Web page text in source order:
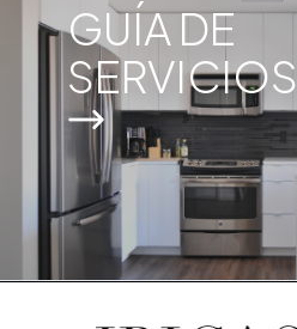
GUÍA DE
SERVICIOS